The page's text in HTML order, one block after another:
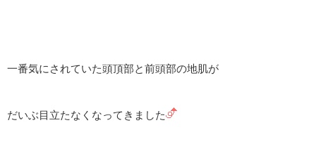
一番気にされていた頭頂部と前頭部の地肌が
だいぶ目立たなくなってきました